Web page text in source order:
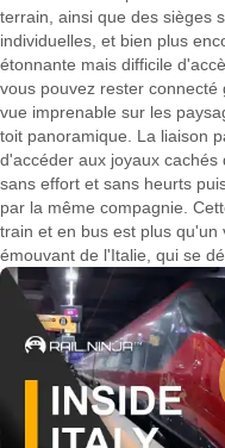
terrain, ainsi que des sièges
individuelles, et bien plus
étonnante mais difficile
vous pouvez rester
vue imprenable sur les
toit panoramique. La liaison
d'accéder aux joyaux
sans effort et sans heurts
par la même compagnie.
train et en bus est plus
émouvant de l'Italie, qui se